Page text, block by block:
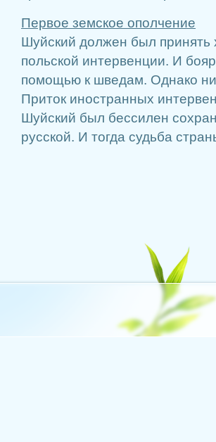
Первое земское ополчение
Шуйский должен был принять
польской интервенции. И
помощью к шведам. Однако
Приток иностранных
Шуйский был бессилен
русской. И тогда судьба